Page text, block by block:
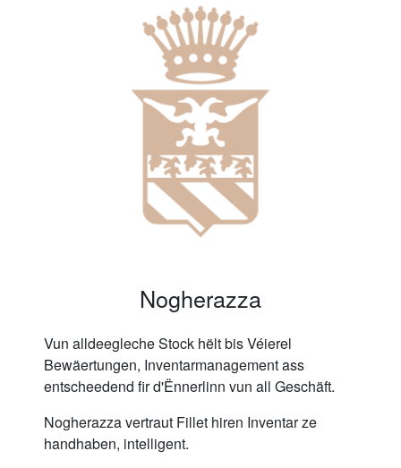
Nogherazza
Vun alldeegleche Stock hëlt bis Véierel
Bewäertungen, Inventarmanagement ass
entscheedend fir d'Ënnerlinn vun all Geschäft.
Nogherazza vertraut Fillet hiren Inventar ze
handhaben, intelligent.